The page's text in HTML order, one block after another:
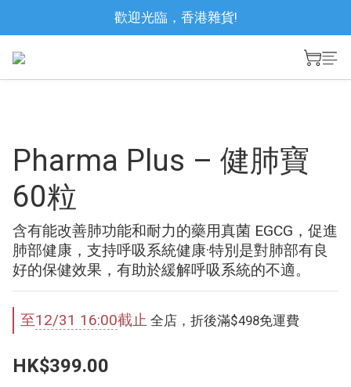
歡迎光臨，香港雜貨!
Pharma Plus – 健肺寶
60粒
含有能改善肺功能和耐力的藥用真菌 EGCG，促進
肺部健康，支持呼吸系統健康·特別是對肺部有良
好的保健效果，有助於緩解呼吸系統的不適。
至12/31 16:00截止 全店，折後滿$498免運費
HK$399.00